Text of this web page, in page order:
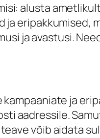
alusta
eripakkumised,
ja avastusi.
ja
aadressile.
võib aidata